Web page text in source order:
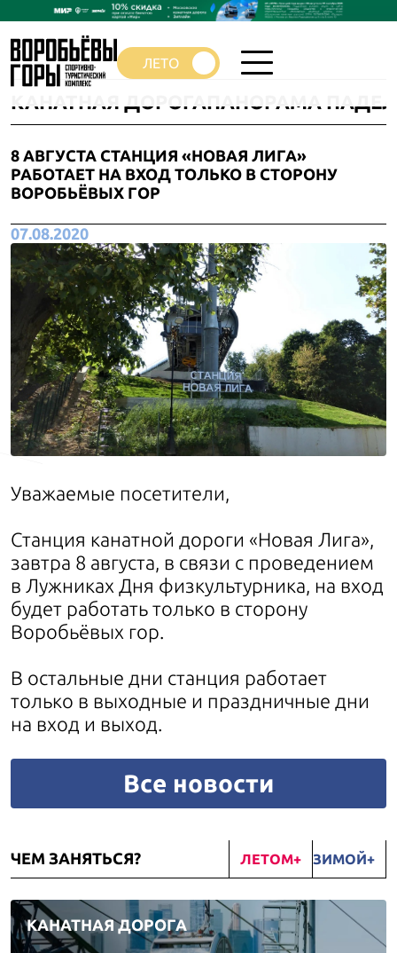
КАНАТНАЯ ДОРОГАПАНОРАМА ПАДЕЛ
8 АВГУСТА СТАНЦИЯ «НОВАЯ ЛИГА»
РАБОТАЕТ НА ВХОД ТОЛЬКО В СТОРОНУ
ВОРОБЬЁВЫХ ГОР
07.08.2020
Уважаемые посетители,
Cтанция канатной дороги «Новая Лига»,
завтра 8 августа, в связи с проведением
в Лужниках Дня физкультурника, на вход
будет работать только в сторону
Воробьёвых гор.
В остальные дни станция работает
только в выходные и праздничные дни
на вход и выход.
Все новости
ЧЕМ ЗАНЯТЬСЯ? ЛЕТОМ ЗИМОЙ
КАНАТНАЯ ДОРОГА